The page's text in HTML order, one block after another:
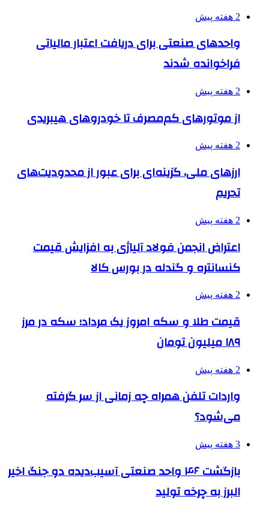
2 هفته پیش
واحدهای صنعتی برای دریافت اعتبار مالیاتی
فراخوانده شدند
2 هفته پیش
از موتورهای کم‌مصرف تا خودروهای هیبریدی
2 هفته پیش
ارزهای ملی، گزینه‌ای برای عبور از محدودیت‌های
تحریم
2 هفته پیش
اعتراض انجمن فولاد آلیاژی به افزایش قیمت
کنسانتره و گندله در بورس کالا
2 هفته پیش
قیمت طلا و سکه امروز یک مرداد؛ سکه در مرز
۱۸۹ میلیون تومان
2 هفته پیش
واردات تلفن همراه چه زمانی از سر گرفته
می‌شود؟
3 هفته پیش
بازگشت ۴۶ واحد صنعتی آسیب‌دیده دو جنگ اخیر
البرز به چرخه تولید